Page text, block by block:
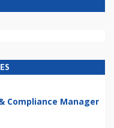
Compliance Manager